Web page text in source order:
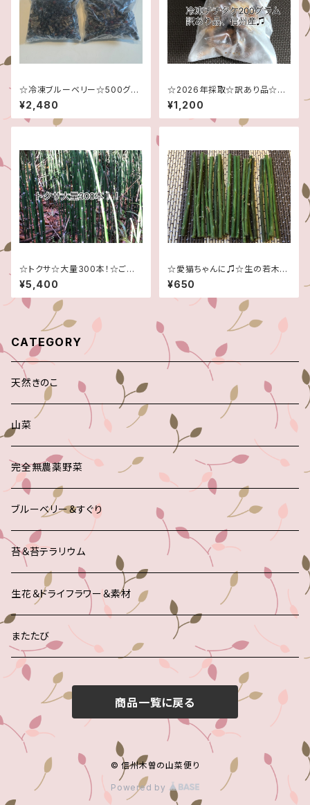
☆冷凍ブルーベリー☆500グラ
ム×2袋で計1キロ！☆完全無農
薬☆
¥2,480
☆2026年採取☆訳あり品☆新
鮮なうちに急速冷凍！☆200グ
ラム☆
¥1,200
☆トクサ☆大量300本！☆ご注
文頂いてから採取させて頂きま
す☆
¥5,400
☆愛猫ちゃんに♫☆生の若木☆
季節限定です！☆１５本セット☆
¥650
CATEGORY
天然きのこ
山菜
完全無農薬野菜
ブルーベリー＆すぐり
苔＆苔テラリウム
生花＆ドライフラワー＆素材
またたび
商品一覧に戻る
© 信州木曽の山菜便り
Powered by